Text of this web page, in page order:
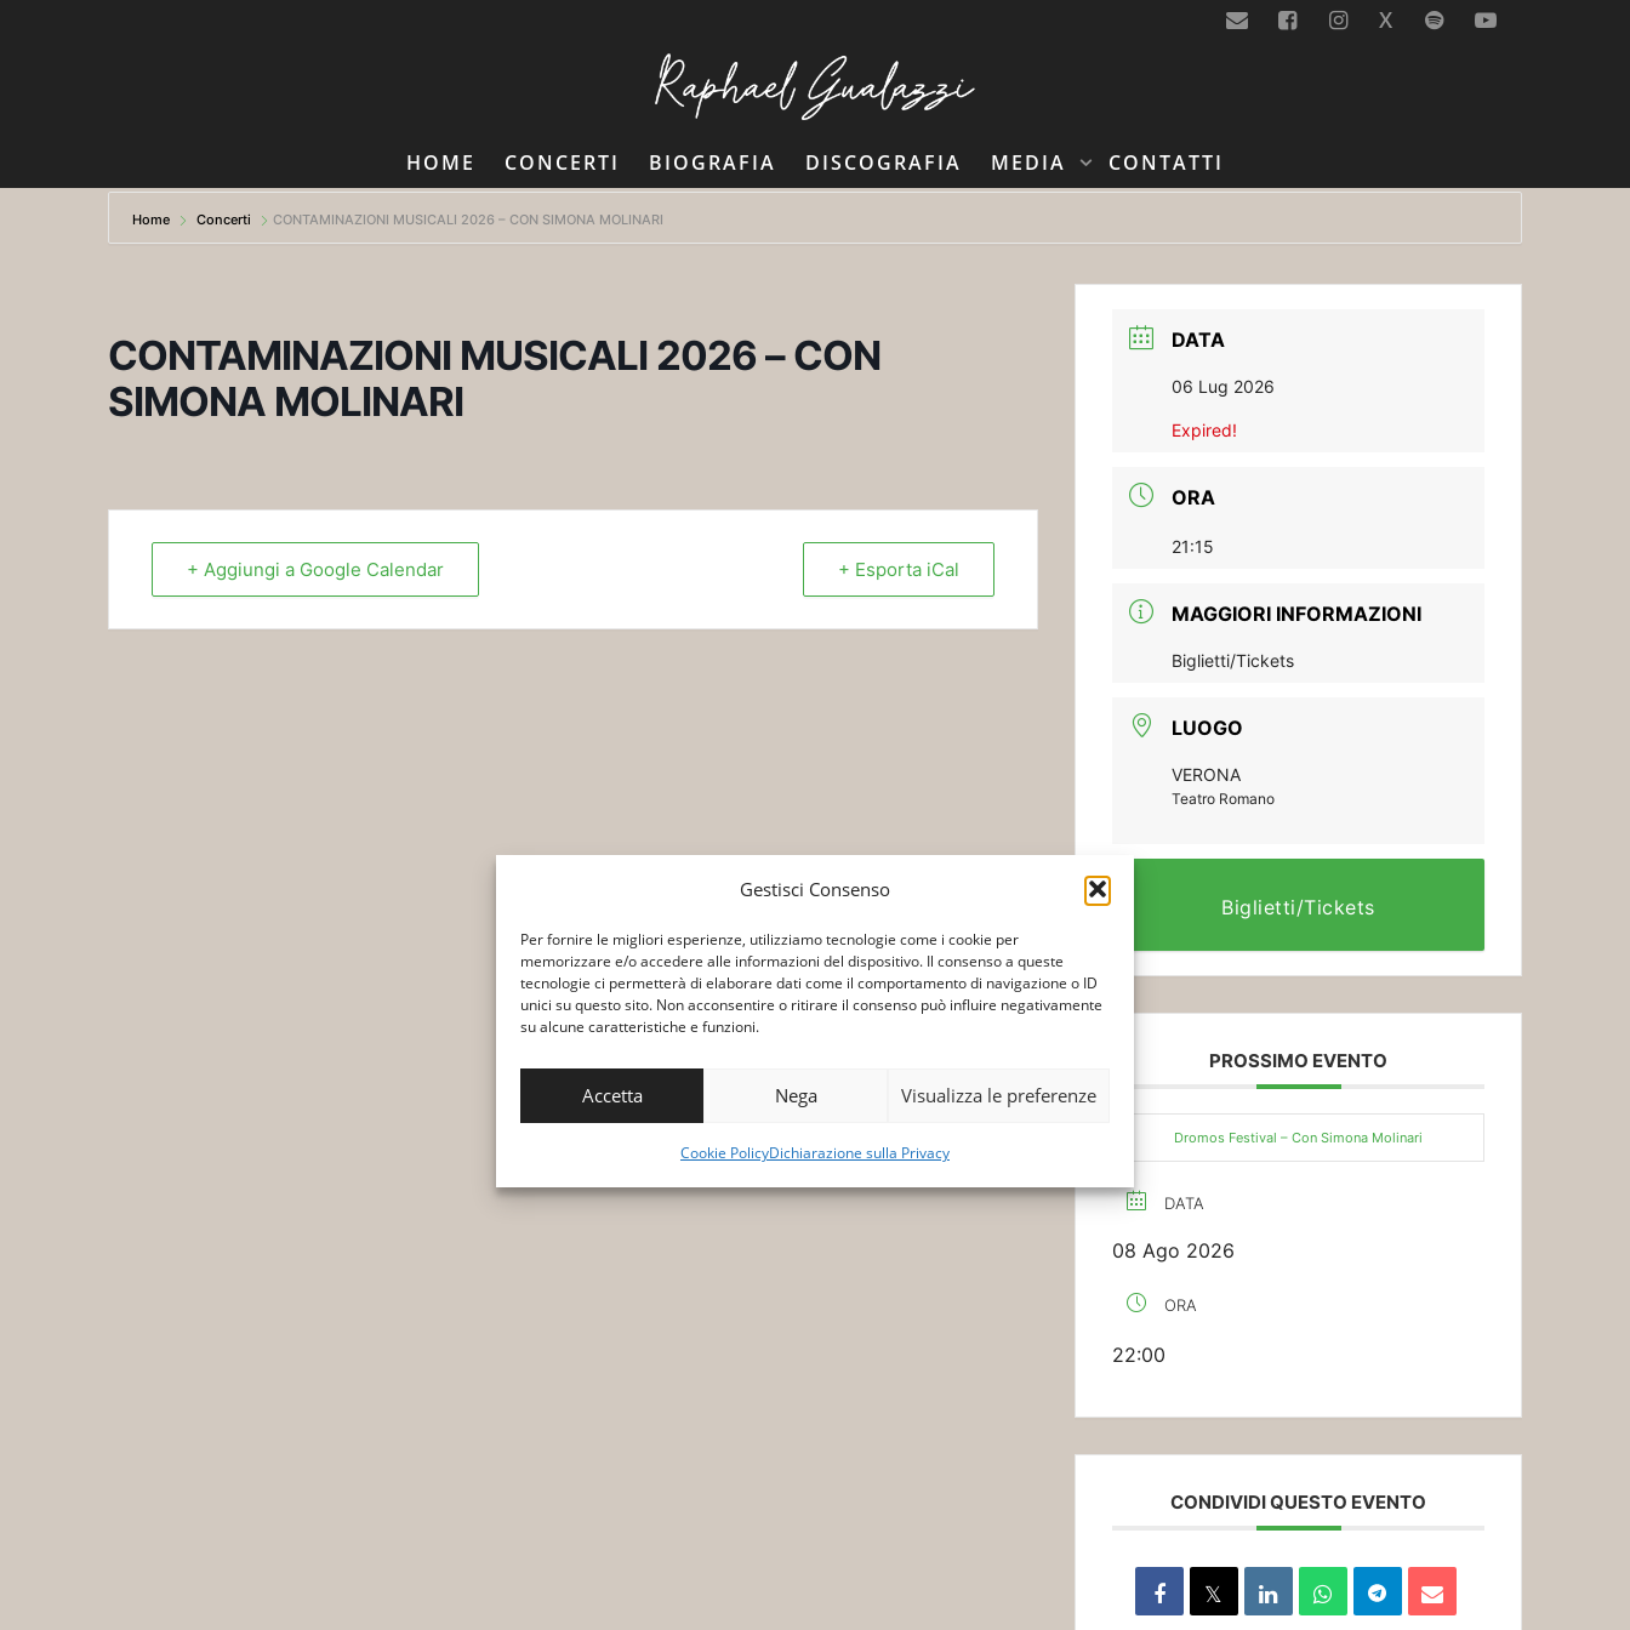
Gestisci Consenso
Per fornire le migliori esperienze, utilizziamo tecnologie come i cookie per
memorizzare e/o accedere alle informazioni del dispositivo. Il consenso a queste
tecnologie ci permetterà di elaborare dati come il comportamento di navigazione o ID
unici su questo sito. Non acconsentire o ritirare il consenso può influire negativamente
su alcune caratteristiche e funzioni.
Accetta Nega Visualizza le preferenze
Cookie PolicyDichiarazione sulla Privacy
X
HOME CONCERTI BIOGRAFIA DISCOGRAFIA MEDIA CONTATTI
Home Concerti CONTAMINAZIONI MUSICALI 2026 – CON SIMONA MOLINARI
CONTAMINAZIONI MUSICALI 2026 – CON
SIMONA MOLINARI
+ Aggiungi a Google Calendar + Esporta iCal
DATA
06 Lug 2026
Expired!
ORA
21:15
MAGGIORI INFORMAZIONI
Biglietti/Tickets
LUOGO
VERONA
Teatro Romano
Biglietti/Tickets
PROSSIMO EVENTO
Dromos Festival – Con Simona Molinari
DATA
08 Ago 2026
ORA
22:00
CONDIVIDI QUESTO EVENTO